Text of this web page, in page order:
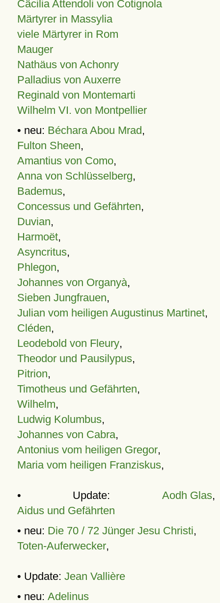
Cäcilia Attendoli von Cotignola
Märtyrer in Massylia
viele Märtyrer in Rom
Mauger
Nathäus von Achonry
Palladius von Auxerre
Reginald von Montemarti
Wilhelm VI. von Montpellier
• neu: Béchara Abou Mrad,
Fulton Sheen,
Amantius von Como,
Anna von Schlüsselberg,
Bademus,
Concessus und Gefährten,
Duvian,
Harmoët,
Asyncritus,
Phlegon,
Johannes von Organyà,
Sieben Jungfrauen,
Julian vom heiligen Augustinus Martinet,
Cléden,
Leodebold von Fleury,
Theodor und Pausilypus,
Pitrion,
Timotheus und Gefährten,
Wilhelm,
Ludwig Kolumbus,
Johannes von Cabra,
Antonius vom heiligen Gregor,
Maria vom heiligen Franziskus,
• Update: Aodh Glas,
Aidus und Gefährten
• neu: Die 70 / 72 Jünger Jesu Christi,
Toten-Auferwecker,
• Update: Jean Vallière
• neu: Adelinus